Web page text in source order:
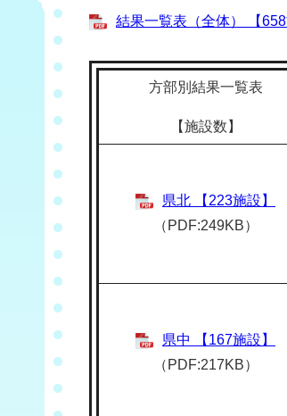
結果一覧表（全体） 【
方部別結果一覧表
【施設数】
県北 【223施設】
（PDF:249KB）
県中 【167施設】
（PDF:217KB）